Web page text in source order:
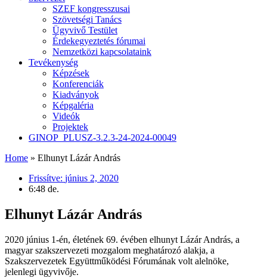
SZEF kongresszusai
Szövetségi Tanács
Ügyvivő Testület
Érdekegyeztetés fórumai
Nemzetközi kapcsolataink
Tevékenység
Képzések
Konferenciák
Kiadványok
Képgaléria
Videók
Projektek
GINOP_PLUSZ-3.2.3-24-2024-00049
Home » Elhunyt Lázár András
Frissítve: június 2, 2020
6:48 de.
Elhunyt Lázár András
2020 június 1-én, életének 69. évében elhunyt Lázár András, a
magyar szakszervezeti mozgalom meghatározó alakja, a
Szakszervezetek Együttműködési Fórumának volt alelnöke,
jelenlegi ügyvivője.